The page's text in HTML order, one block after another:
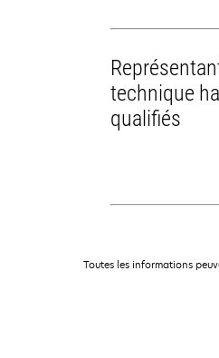
technique
qualifiés
Toutes les informations